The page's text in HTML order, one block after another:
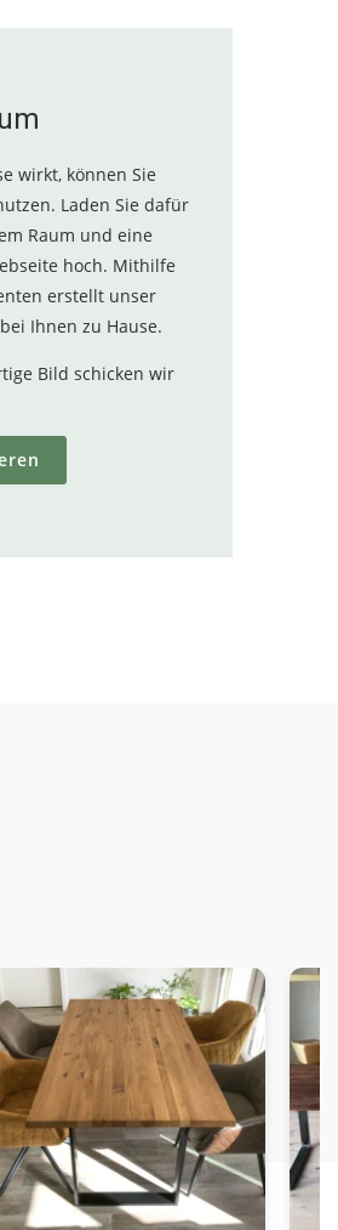
wirkt, können Sie
Laden Sie dafür
Raum und eine
hoch. Mithilfe
erstellt unser
Ihnen zu Hause.
Bild schicken wir